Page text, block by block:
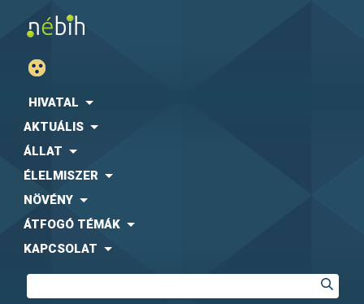
HIVATAL
AKTUÁLIS
ÁLLAT
ÉLELMISZER
NÖVÉNY
ÁTFOGÓ TÉMÁK
KAPCSOLAT